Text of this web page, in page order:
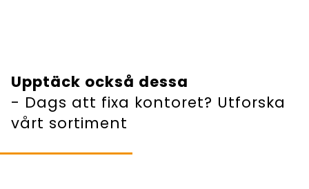
Upptäck också dessa
- Dags att fixa kontoret? Utforska
vårt sortiment